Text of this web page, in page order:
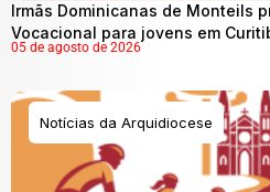
Irmãs Dominicanas de Monteils
Vocacional para jovens em
05 de agosto de 2026
Notícias da Arquidiocese